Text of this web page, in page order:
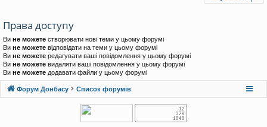
Права доступу
Ви не можете створювати нові теми у цьому форумі
Ви не можете відповідати на теми у цьому форумі
Ви не можете редагувати ваші повідомлення у цьому форумі
Ви не можете видаляти ваші повідомлення у цьому форумі
Ви не можете додавати файли у цьому форумі
Форум Донбасу Список форумів